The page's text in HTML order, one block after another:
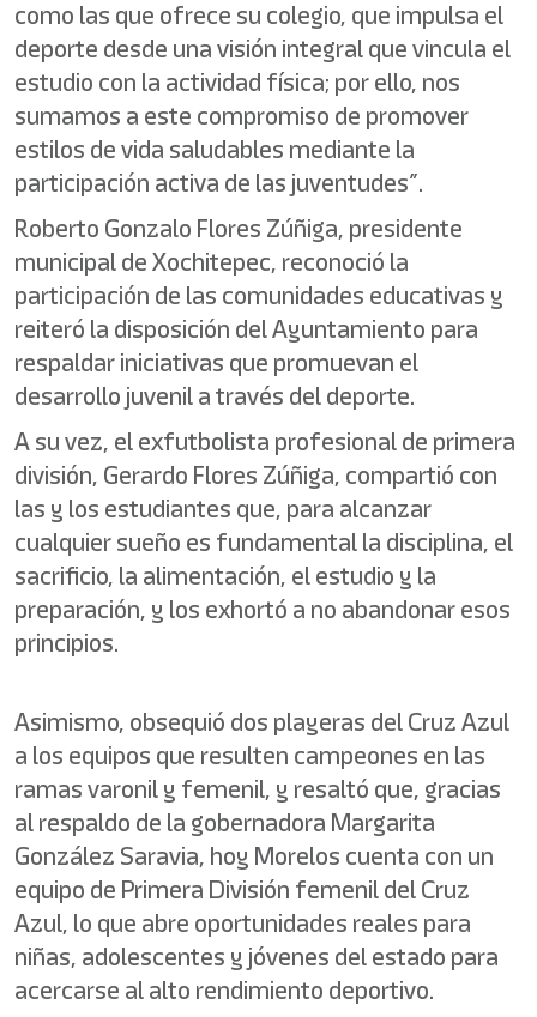
como las que ofrece su colegio, que impulsa el
deporte desde una visión integral que vincula el
estudio con la actividad física; por ello, nos
sumamos a este compromiso de promover
estilos de vida saludables mediante la
participación activa de las juventudes”.
Roberto Gonzalo Flores Zúñiga, presidente
municipal de Xochitepec, reconoció la
participación de las comunidades educativas y
reiteró la disposición del Ayuntamiento para
respaldar iniciativas que promuevan el
desarrollo juvenil a través del deporte.
A su vez, el exfutbolista profesional de primera
división, Gerardo Flores Zúñiga, compartió con
las y los estudiantes que, para alcanzar
cualquier sueño es fundamental la disciplina, el
sacrificio, la alimentación, el estudio y la
preparación, y los exhortó a no abandonar esos
principios.
Asimismo, obsequió dos playeras del Cruz Azul
a los equipos que resulten campeones en las
ramas varonil y femenil, y resaltó que, gracias
al respaldo de la gobernadora Margarita
González Saravia, hoy Morelos cuenta con un
equipo de Primera División femenil del Cruz
Azul, lo que abre oportunidades reales para
niñas, adolescentes y jóvenes del estado para
acercarse al alto rendimiento deportivo.